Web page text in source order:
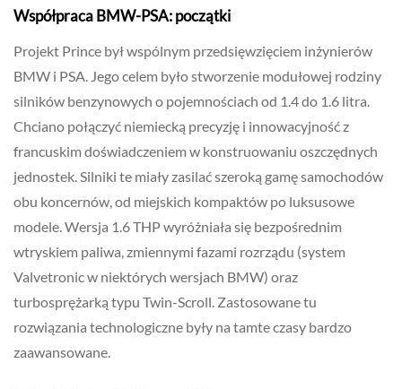
Współpraca BMW-PSA: początki
Projekt Prince był wspólnym przedsięwzięciem inżynierów
BMW i PSA. Jego celem było stworzenie modułowej rodziny
silników benzynowych o pojemnościach od 1.4 do 1.6 litra.
Chciano połączyć niemiecką precyzję i innowacyjność z
francuskim doświadczeniem w konstruowaniu oszczędnych
jednostek. Silniki te miały zasilać szeroką gamę samochodów
obu koncernów, od miejskich kompaktów po luksusowe
modele. Wersja 1.6 THP wyróżniała się bezpośrednim
wtryskiem paliwa, zmiennymi fazami rozrządu (system
Valvetronic w niektórych wersjach BMW) oraz
turbosprężarką typu Twin-Scroll. Zastosowane tu
rozwiązania technologiczne były na tamte czasy bardzo
zaawansowane.